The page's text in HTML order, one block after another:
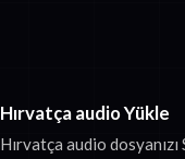
Hırvatça audio Yükle
Hırvatça audio